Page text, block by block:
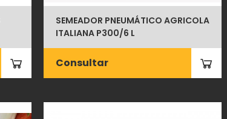
SEMEADOR PNEUMÁTICO AGRICOLA
ITALIANA P300/6 L
Consultar